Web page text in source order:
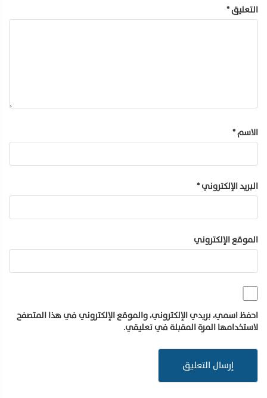
التعليق*
الاسم*
البريد الإلكتروني*
الموقع الإلكتروني
احفظ اسمي، بريدي الإلكتروني، والموقع الإلكتروني في هذا المتصفح
لاستخدامها المرة المقبلة في تعليقي.